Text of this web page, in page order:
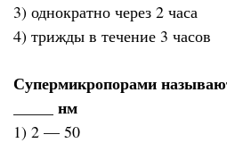
3) однократно через 2 часа
4) трижды в течение 3 часов
Супермикропорами
_____ нм
1) 2 — 50